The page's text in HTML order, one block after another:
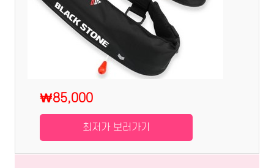
₩85,000
최저가 보러가기